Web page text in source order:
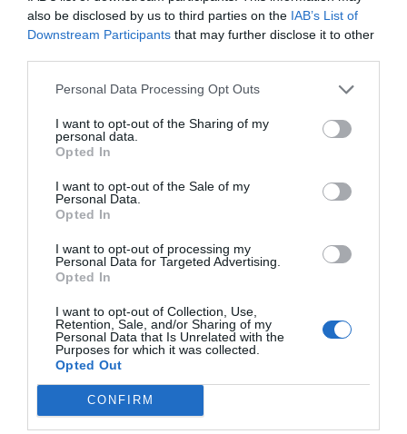
also be disclosed by us to third parties on the IAB’s List of
Downstream Participants that may further disclose it to other
Personal Data Processing Opt Outs
I want to opt-out of the Sharing of my
personal data.
Opted In
I want to opt-out of the Sale of my
Personal Data.
Opted In
I want to opt-out of processing my
Personal Data for Targeted Advertising.
Opted In
I want to opt-out of Collection, Use,
Retention, Sale, and/or Sharing of my
Personal Data that Is Unrelated with the
Purposes for which it was collected.
Opted Out
CONFIRM
AfegirVIA Empresacom a font preferida de
Google de forma gratuïta
RELACIONADES